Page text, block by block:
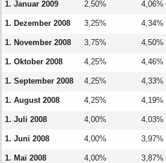
1. Januar 2009 2,50% 4,06%
1. Dezember 2008 3,25% 4,34%
1. November 2008 3,75% 4,50%
1. Oktober 2008 4,25% 4,46%
1. September 2008 4,25% 4,33%
1. August 2008 4,25% 4,19%
1. Juli 2008 4,00% 4,03%
1. Juni 2008 4,00% 3,97%
1. Mai 2008 4,00% 3,87%